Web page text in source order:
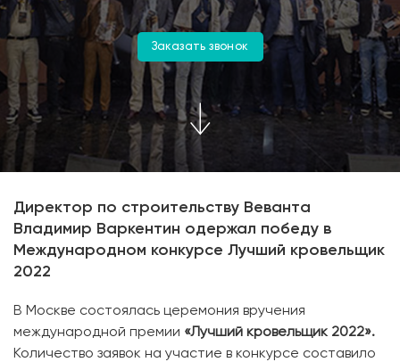
Заказать звонок
Директор по строительству Веванта
Владимир Варкентин одержал победу в
Международном конкурсе Лучший кровельщик
2022
В Москве состоялась церемония вручения
международной премии «Лучший кровельщик 2022».
Количество заявок на участие в конкурсе составило